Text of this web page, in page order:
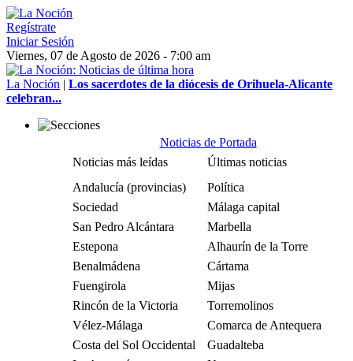
Regístrate
Iniciar Sesión
Viernes, 07 de Agosto de 2026 - 7:00 am
La Noción | Los sacerdotes de la diócesis de Orihuela-Alicante
celebran...
Noticias de Portada
Noticias más leídas
Últimas noticias
Andalucía (provincias)
Política
Sociedad
Málaga capital
San Pedro Alcántara
Marbella
Estepona
Alhaurín de la Torre
Benalmádena
Cártama
Fuengirola
Mijas
Rincón de la Victoria
Torremolinos
Vélez-Málaga
Comarca de Antequera
Costa del Sol Occidental
Guadalteba